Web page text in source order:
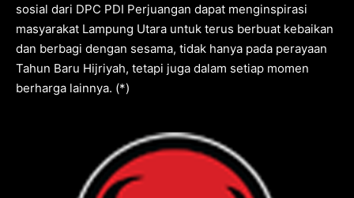
sosial dari DPC PDI Perjuangan dapat menginspirasi
masyarakat Lampung Utara untuk terus berbuat kebaikan
dan berbagi dengan sesama, tidak hanya pada perayaan
Tahun Baru Hijriyah, tetapi juga dalam setiap momen
berharga lainnya. (*)